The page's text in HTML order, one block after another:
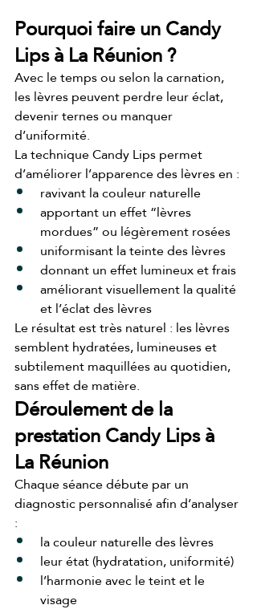
Pourquoi faire un Candy
Lips à La Réunion ?
Avec le temps ou selon la carnation,
les lèvres peuvent perdre leur éclat,
devenir ternes ou manquer
d’uniformité.
La technique Candy Lips permet
d’améliorer l’apparence des lèvres en :
ravivant la couleur naturelle
apportant un effet “lèvres
mordues” ou légèrement rosées
uniformisant la teinte des lèvres
donnant un effet lumineux et frais
améliorant visuellement la qualité
et l’éclat des lèvres
Le résultat est très naturel : les lèvres
semblent hydratées, lumineuses et
subtilement maquillées au quotidien,
sans effet de matière.
Déroulement de la
prestation Candy Lips à
La Réunion
Chaque séance débute par un
diagnostic personnalisé afin d’analyser
:
la couleur naturelle des lèvres
leur état (hydratation, uniformité)
l’harmonie avec le teint et le
visage